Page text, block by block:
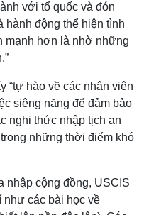
với tổ quốc và đón
hành động thể hiện tình
hơn là nhờ những
“tự hào về các nhân viên
siêng năng để đảm bảo
nghi thức nhập tịch an
những thời điểm khó
nhập cộng đồng, USCIS
như các bài học về